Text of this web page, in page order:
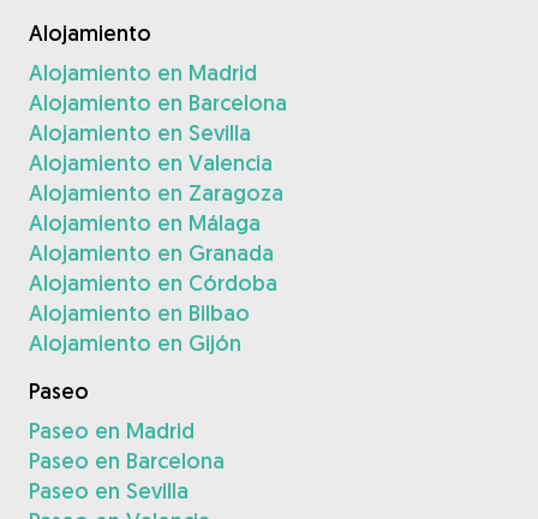
Alojamiento
Alojamiento en Madrid
Alojamiento en Barcelona
Alojamiento en Sevilla
Alojamiento en Valencia
Alojamiento en Zaragoza
Alojamiento en Málaga
Alojamiento en Granada
Alojamiento en Córdoba
Alojamiento en Bilbao
Alojamiento en Gijón
Paseo
Paseo en Madrid
Paseo en Barcelona
Paseo en Sevilla